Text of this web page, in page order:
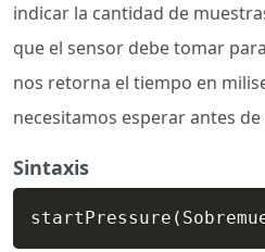
indicar la cantidad de
que el sensor debe tomar
nos retorna el tiempo en
necesitamos esperar antes
Sintaxis
startPressure (